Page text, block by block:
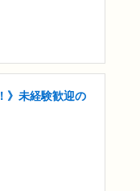
》未経験歓迎の